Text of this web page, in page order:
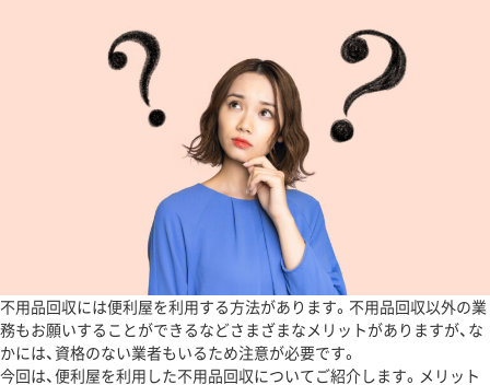
不用品回収には便利屋を利用する方法があります。不用品回収以外の業
務もお願いすることができるなどさまざまなメリットがありますが、な
かには、資格のない業者もいるため注意が必要です。
今回は、便利屋を利用した不用品回収についてご紹介します。メリット